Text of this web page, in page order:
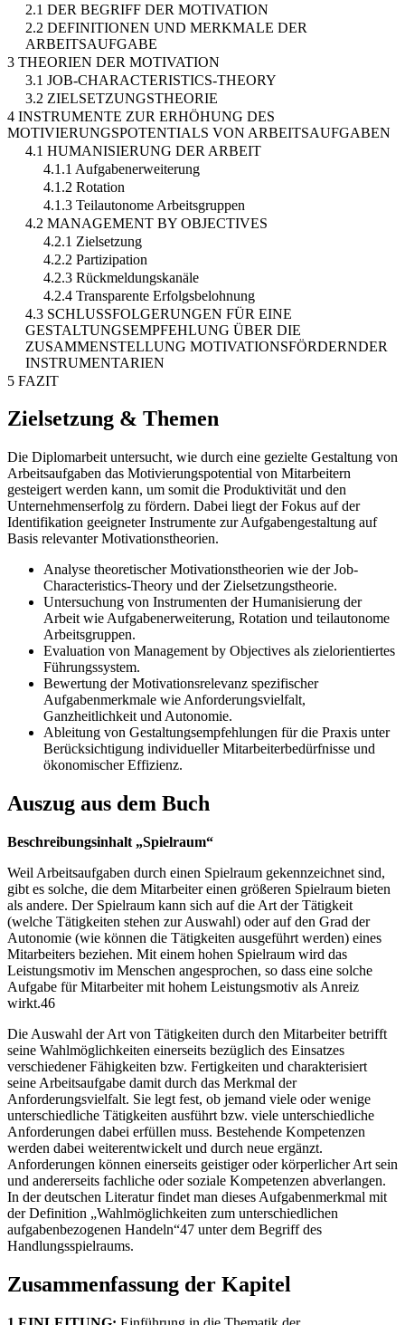
2.1 DER BEGRIFF DER MOTIVATION
2.2 DEFINITIONEN UND MERKMALE DER
ARBEITSAUFGABE
3 THEORIEN DER MOTIVATION
3.1 JOB-CHARACTERISTICS-THEORY
3.2 ZIELSETZUNGSTHEORIE
4 INSTRUMENTE ZUR ERHÖHUNG DES
MOTIVIERUNGSPOTENTIALS VON ARBEITSAUFGABEN
4.1 HUMANISIERUNG DER ARBEIT
4.1.1 Aufgabenerweiterung
4.1.2 Rotation
4.1.3 Teilautonome Arbeitsgruppen
4.2 MANAGEMENT BY OBJECTIVES
4.2.1 Zielsetzung
4.2.2 Partizipation
4.2.3 Rückmeldungskanäle
4.2.4 Transparente Erfolgsbelohnung
4.3 SCHLUSSFOLGERUNGEN FÜR EINE
GESTALTUNGSEMPFEHLUNG ÜBER DIE
ZUSAMMENSTELLUNG MOTIVATIONSFÖRDERNDER
INSTRUMENTARIEN
5 FAZIT
Zielsetzung & Themen
Die Diplomarbeit untersucht, wie durch eine gezielte Gestaltung von
Arbeitsaufgaben das Motivierungspotential von Mitarbeitern
gesteigert werden kann, um somit die Produktivität und den
Unternehmenserfolg zu fördern. Dabei liegt der Fokus auf der
Identifikation geeigneter Instrumente zur Aufgabengestaltung auf
Basis relevanter Motivationstheorien.
Analyse theoretischer Motivationstheorien wie der Job-
Characteristics-Theory und der Zielsetzungstheorie.
Untersuchung von Instrumenten der Humanisierung der
Arbeit wie Aufgabenerweiterung, Rotation und teilautonome
Arbeitsgruppen.
Evaluation von Management by Objectives als zielorientiertes
Führungssystem.
Bewertung der Motivationsrelevanz spezifischer
Aufgabenmerkmale wie Anforderungsvielfalt,
Ganzheitlichkeit und Autonomie.
Ableitung von Gestaltungsempfehlungen für die Praxis unter
Berücksichtigung individueller Mitarbeiterbedürfnisse und
ökonomischer Effizienz.
Auszug aus dem Buch
Beschreibungsinhalt „Spielraum“
Weil Arbeitsaufgaben durch einen Spielraum gekennzeichnet sind,
gibt es solche, die dem Mitarbeiter einen größeren Spielraum bieten
als andere. Der Spielraum kann sich auf die Art der Tätigkeit
(welche Tätigkeiten stehen zur Auswahl) oder auf den Grad der
Autonomie (wie können die Tätigkeiten ausgeführt werden) eines
Mitarbeiters beziehen. Mit einem hohen Spielraum wird das
Leistungsmotiv im Menschen angesprochen, so dass eine solche
Aufgabe für Mitarbeiter mit hohem Leistungsmotiv als Anreiz
wirkt.46
Die Auswahl der Art von Tätigkeiten durch den Mitarbeiter betrifft
seine Wahlmöglichkeiten einerseits bezüglich des Einsatzes
verschiedener Fähigkeiten bzw. Fertigkeiten und charakterisiert
seine Arbeitsaufgabe damit durch das Merkmal der
Anforderungsvielfalt. Sie legt fest, ob jemand viele oder wenige
unterschiedliche Tätigkeiten ausführt bzw. viele unterschiedliche
Anforderungen dabei erfüllen muss. Bestehende Kompetenzen
werden dabei weiterentwickelt und durch neue ergänzt.
Anforderungen können einerseits geistiger oder körperlicher Art sein
und andererseits fachliche oder soziale Kompetenzen abverlangen.
In der deutschen Literatur findet man dieses Aufgabenmerkmal mit
der Definition „Wahlmöglichkeiten zum unterschiedlichen
aufgabenbezogenen Handeln“47 unter dem Begriff des
Handlungsspielraums.
Zusammenfassung der Kapitel